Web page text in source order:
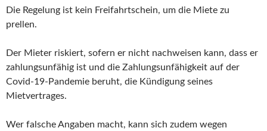
Die Regelung ist kein Freifahrtschein, um die Miete zu
prellen.
Der Mieter riskiert, sofern er nicht nachweisen kann, dass er
zahlungsunfähig ist und die Zahlungsunfähigkeit auf der
Covid-19-Pandemie beruht, die Kündigung seines
Mietvertrages.
Wer falsche Angaben macht, kann sich zudem wegen